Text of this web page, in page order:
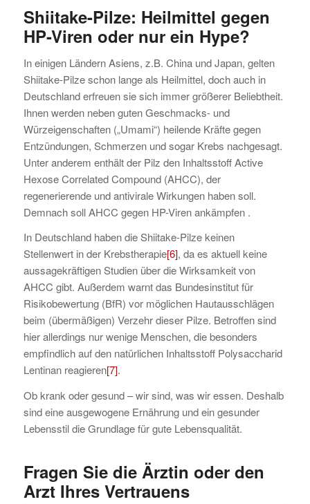
Shiitake-Pilze: Heilmittel gegen
HP-Viren oder nur ein Hype?
In einigen Ländern Asiens, z.B. China und Japan, gelten
Shiitake-Pilze schon lange als Heilmittel, doch auch in
Deutschland erfreuen sie sich immer größerer Beliebtheit.
Ihnen werden neben guten Geschmacks- und
Würzeigenschaften („Umami“) heilende Kräfte gegen
Entzündungen, Schmerzen und sogar Krebs nachgesagt.
Unter anderem enthält der Pilz den Inhaltsstoff Active
Hexose Correlated Compound (AHCC), der
regenerierende und antivirale Wirkungen haben soll.
Demnach soll AHCC gegen HP-Viren ankämpfen .
In Deutschland haben die Shiitake-Pilze keinen
Stellenwert in der Krebstherapie[6], da es aktuell keine
aussagekräftigen Studien über die Wirksamkeit von
AHCC gibt. Außerdem warnt das Bundesinstitut für
Risikobewertung (BfR) vor möglichen Hautausschlägen
beim (übermäßigen) Verzehr dieser Pilze. Betroffen sind
hier allerdings nur wenige Menschen, die besonders
empfindlich auf den natürlichen Inhaltsstoff Polysaccharid
Lentinan reagieren[7].
Ob krank oder gesund – wir sind, was wir essen. Deshalb
sind eine ausgewogene Ernährung und ein gesunder
Lebensstil die Grundlage für gute Lebensqualität.
Fragen Sie die Ärztin oder den
Arzt Ihres Vertrauens